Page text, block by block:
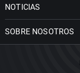
NOTICIAS
SOBRE NOSOTROS